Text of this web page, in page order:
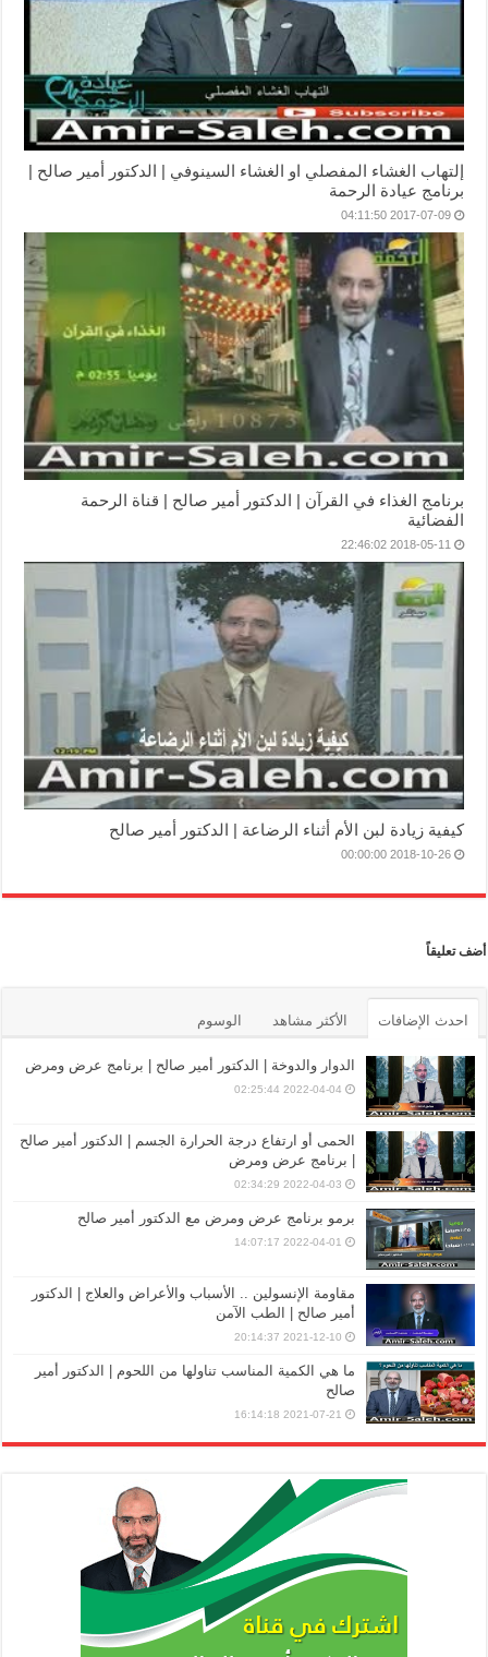
إلتهاب الغشاء المفصلي او الغشاء السينوفي | الدكتور أمير صالح |
برنامج عيادة الرحمة
2017-07-09 04:11:50
برنامج الغذاء في القرآن | الدكتور أمير صالح | قناة الرحمة
الفضائية
2018-05-11 22:46:02
كيفية زيادة لبن الأم أثناء الرضاعة | الدكتور أمير صالح
2018-10-26 00:00:00
أضف تعليقاً
احدث الإضافات الأكثر مشاهد الوسوم
الدوار والدوخة | الدكتور أمير صالح | برنامج عرض ومرض
2022-04-04 02:25:44
الحمى أو ارتفاع درجة الحرارة الجسم | الدكتور أمير صالح
| برنامج عرض ومرض
2022-04-03 02:34:29
برمو برنامج عرض ومرض مع الدكتور أمير صالح
2022-04-01 14:07:17
مقاومة الإنسولين .. الأسباب والأعراض والعلاج | الدكتور
أمير صالح | الطب الآمن
2021-12-10 20:14:37
ما هي الكمية المناسب تناولها من اللحوم | الدكتور أمير
صالح
2021-07-21 16:14:18